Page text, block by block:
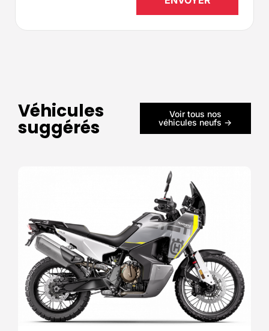
Véhicules
suggérés
Voir tous nos
véhicules neufs ->